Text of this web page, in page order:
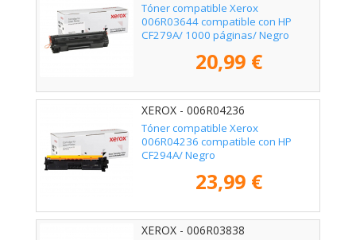
Tóner compatible Xerox
006R03644 compatible con HP
CF279A/ 1000 páginas/ Negro
20,99 €
XEROX - 006R04236
Tóner compatible Xerox
006R04236 compatible con HP
CF294A/ Negro
23,99 €
XEROX - 006R03838